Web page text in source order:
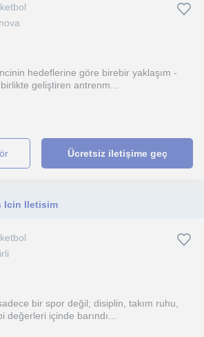
hedeflerine göre birebir yaklaşım -
geliştiren antrenm...
Ücretsiz iletişime geç
Icin Iletisim
bir spor değil; disiplin, takım ruhu,
içinde barındı...